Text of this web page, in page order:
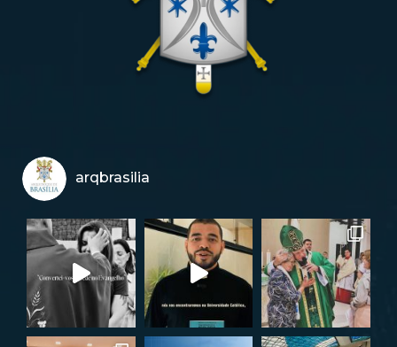
arqbrasilia